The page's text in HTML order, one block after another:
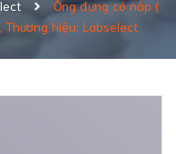
Ống đựng có nắp (
Thương hiệu: Labselect